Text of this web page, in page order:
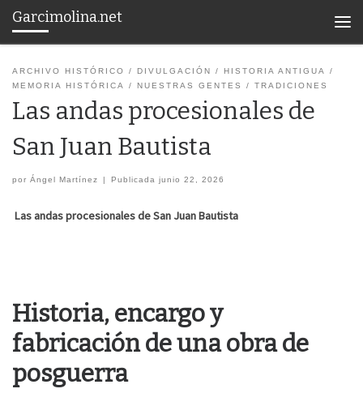
Saltar al contenido
Garcimolina.net
ARCHIVO HISTÓRICO DIVULGACIÓN
HISTORIA ANTIGUA
MEMORIA HISTÓRICA
NUESTRAS GENTES TRADICIONES
Las andas procesionales de
San Juan Bautista
por Ángel Martínez | Publicadajunio 22, 2026
Las andas procesionales de San Juan Bautista
Historia, encargo y
fabricación de una obra de
posguerra